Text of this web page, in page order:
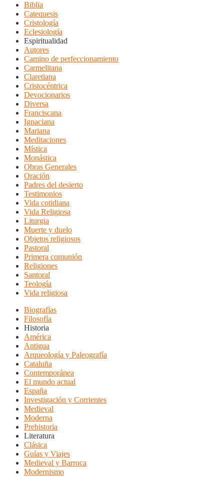
Biblia
Catequesis
Cristología
Eclesiología
Espiritualidad
Autores
Camino de perfeccionamiento
Carmelitana
Claretiana
Cristocéntrica
Devocionarios
Diversa
Franciscana
Ignaciana
Mariana
Meditaciones
Mística
Monástica
Obras Generales
Oración
Padres del desierto
Testimonios
Vida cotidiana
Vida Religiosa
Liturgia
Muerte y duelo
Objetos religiosos
Pastoral
Primera comunión
Religiones
Santoral
Teología
Vida religiosa
Biografías
Filosofía
Historia
América
Antigua
Arqueología y Paleografía
Cataluña
Contemporánea
El mundo actual
España
Investigación y Corrientes
Medieval
Moderna
Prehistoria
Literatura
Clásica
Guías y Viajes
Medieval y Barroca
Modernismo